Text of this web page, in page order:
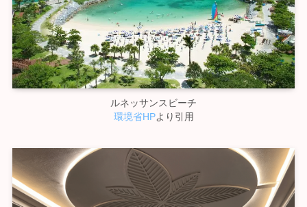
ルネッサンスビーチ
環境省HPより引用